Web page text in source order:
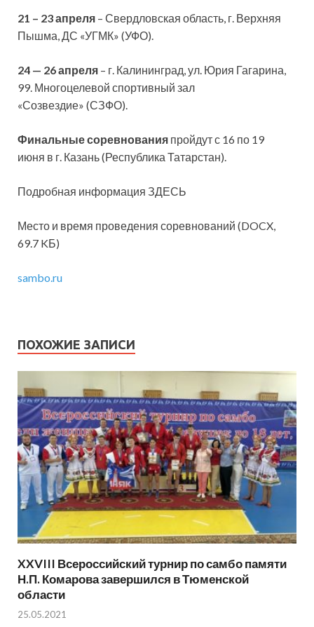
21 – 23 апреля – Свердловская область, г. Верхняя
Пышма, ДС «УГМК» (УФО).
24 — 26 апреля – г. Калининград, ул. Юрия Гагарина,
99. Многоцелевой спортивный зал
«Созвездие» (СЗФО).
Финальные соревнования пройдут с 16 по 19
июня в г. Казань (Республика Татарстан).
Подробная информация ЗДЕСЬ
Место и время проведения соревнований (DOCX,
69.7 KБ)
sambo.ru
ПОХОЖИЕ ЗАПИСИ
XXVIII Всероссийский турнир по самбо памяти
Н.П. Комарова завершился в Тюменской
области
25.05.2021